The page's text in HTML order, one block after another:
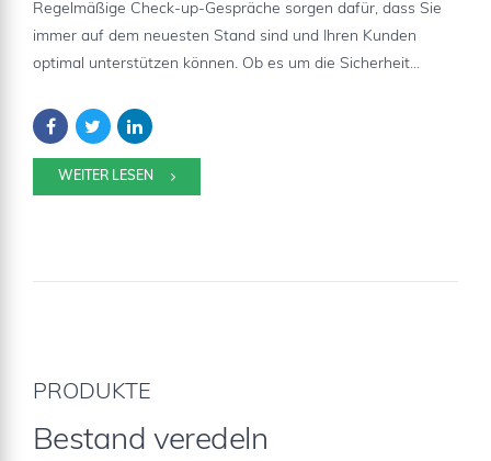
Regelmäßige Check-up-Gespräche sorgen dafür, dass Sie
immer auf dem neuesten Stand sind und Ihren Kunden
optimal unterstützen können. Ob es um die Sicherheit...
WEITER LESEN
PRODUKTE
Bestand veredeln